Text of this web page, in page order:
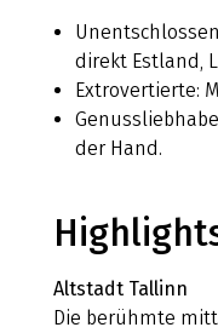
direkt Estland,
Extrovertierte:
der Hand.
Altstadt Tallinn
Die berühmte